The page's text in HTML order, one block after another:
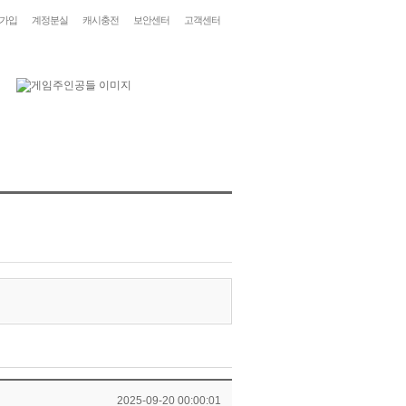
입 계정분실 캐시충전 보안센터 고객센터
2025-09-20 00:00:01